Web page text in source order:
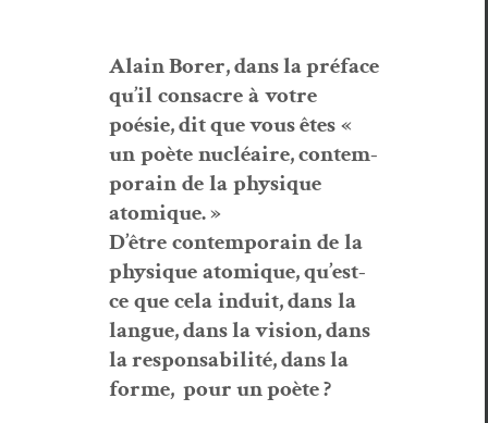
Alain Bor­er, dans la préface
qu’ilcon­sacreàvotre
poésie, dit que vousêtes«
unpoètenucléaire,con­tem­
po­raindelaphysique
atom­ique.»
D’êtrecon­tem­po­raindela
physiqueatom­ique,qu’est-
cequecelainduit,dansla
langue, dans la vision, dans
la respon­s­abilité, dans la
forme, pour un poète?